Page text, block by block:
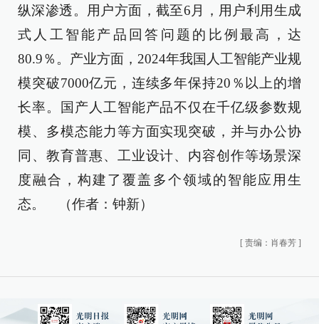
纵深渗透。用户方面，截至6月，用户利用生成
式人工智能产品回答问题的比例最高，达
80.9％。产业方面，2024年我国人工智能产业规
模突破7000亿元，连续多年保持20％以上的增
长率。国产人工智能产品不仅在千亿级参数规
模、多模态能力等方面实现突破，并与办公协
同、教育普惠、工业设计、内容创作等场景深
度融合，构建了覆盖多个领域的智能应用生
态。 （作者：钟新）
[ 责编：肖春芳 ]